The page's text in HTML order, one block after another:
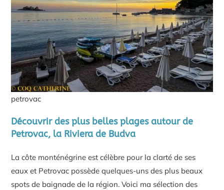
petrovac
Découvrir des plus belles plages autour de
Petrovac, la Riviera de Budva
La côte monténégrine est célèbre pour la clarté de ses
eaux et Petrovac possède quelques-uns des plus beaux
spots de baignade de la région. Voici ma sélection des